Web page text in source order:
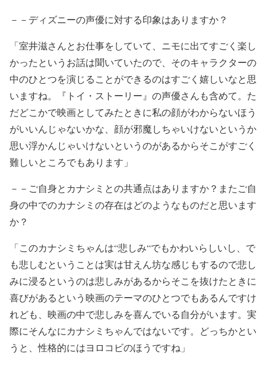
－－ディズニーの声優に対する印象はありますか？
「室井滋さんとお仕事をしていて、ニモに出てすごく楽し
かったというお話は聞いていたので、そのキャラクターの
中のひとつを演じることができるのはすごく嬉しいなと思
いますね。『トイ・ストーリー』の声優さんも含めて。た
だどこかで映画としてみたときに私の顔がわからないほう
がいいんじゃないかな、顔が邪魔しちゃいけないというか
思い浮かんじゃいけないというのがあるからそこがすごく
難しいところでもあります」
－－ご自身とカナシミとの共通点はありますか？またご自
身の中でのカナシミの存在はどのようなものだと思います
か？
「このカナシミちゃんは“悲しみ“でもかわいらしいし、で
も悲しむということは実は甘えん坊な感じもするので悲し
みに浸るというのは悲しみがあるからそこを抜けたときに
喜びがあるという映画のテーマのひとつでもあるんですけ
れども、映画の中で悲しみを喜んでいる自分がいます。実
際にそんなにカナシミちゃんではないです。どっちかとい
うと、性格的にはヨロコビのほうですね」